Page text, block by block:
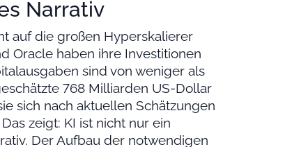
Narrativ
auf die großen Hyperskalierer
Oracle haben ihre Investitionen
sind von weniger als
768 Milliarden US-Dollar
sich nach aktuellen Schätzungen
zeigt: KI ist nicht nur ein
Der Aufbau der notwendigen